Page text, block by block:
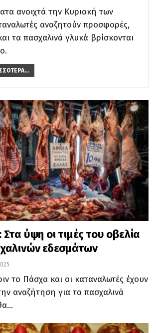
ανοιχτά την Κυριακή των
αναζητούν προσφορές,
τα πασχαλινά γλυκά βρίσκονται
ύψη οι τιμές του οβελία
εδεσμάτων
το Πάσχα και οι καταναλωτές έχουν
αναζήτηση για τα πασχαλινά
…